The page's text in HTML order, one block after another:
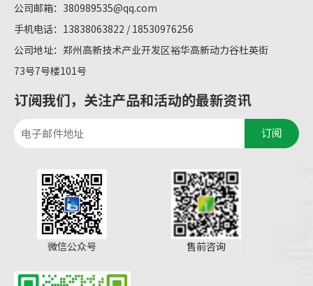
公司邮箱： 380989535@qq.com
手机电话：13838063822 / 18530976256
公司地址：郑州高新技术产业开发区裕华高新动力谷杜英街
73号7号楼101号
订阅我们，关注产品和活动的最新资讯
订阅
微信公众号 售前咨询